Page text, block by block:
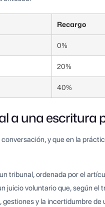
Recargo
0%
20%
40%
a una escritura
y que en la
tribunal, ordenada por el
juicio voluntario que, según el
y la incertidumbre de